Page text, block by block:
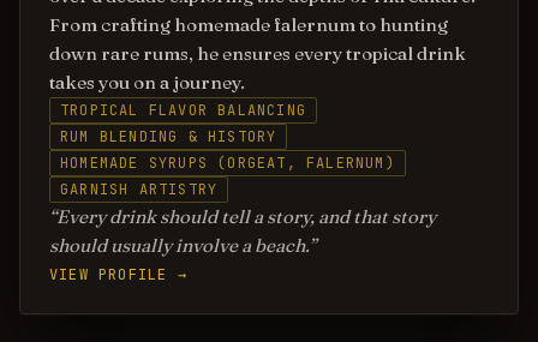
From crafting homemade falernum to hunting
down rare rums, he ensures every tropical drink
takes you on a journey.
TROPICAL FLAVOR BALANCING
RUM BLENDING & HISTORY
HOMEMADE SYRUPS (ORGEAT, FALERNUM)
GARNISH ARTISTRY
Every drink should tell a story, and that story
should usually involve a beach.
VIEW PROFILE →